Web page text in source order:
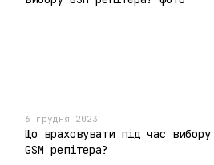
6 грудня 2023
Що враховувати під час вибору
GSM репітера?